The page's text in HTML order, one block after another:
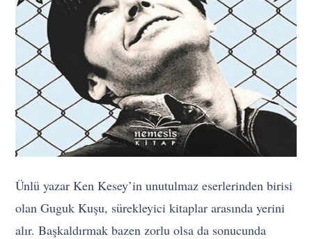
Ünlü yazar Ken Kesey’in unutulmaz eserlerinden birisi
olan Guguk Kuşu, sürekleyici kitaplar arasında yerini
alır. Başkaldırmak bazen zorlu olsa da sonucunda